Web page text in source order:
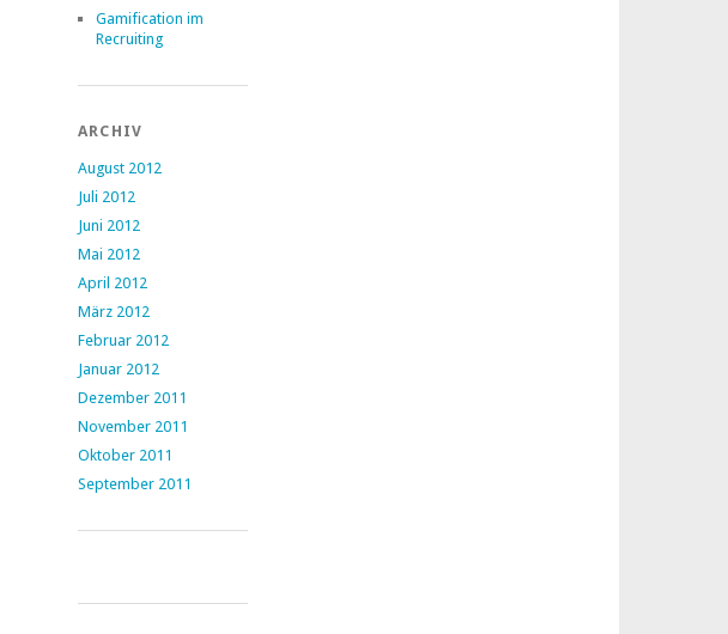
Gamification im
Recruiting
ARCHIV
August 2012
Juli 2012
Juni 2012
Mai 2012
April 2012
März 2012
Februar 2012
Januar 2012
Dezember 2011
November 2011
Oktober 2011
September 2011